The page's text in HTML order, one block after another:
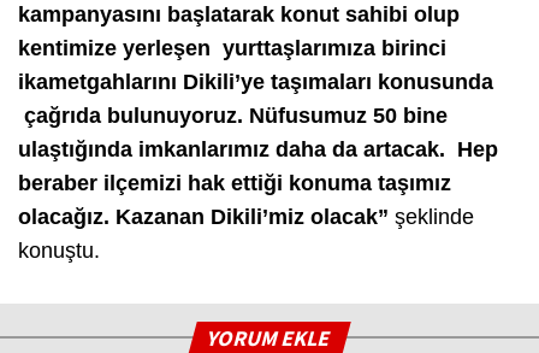
kampanyasını başlatarak konut sahibi olup
kentimize yerleşen yurttaşlarımıza birinci
ikametgahlarını Dikili’ye taşımaları konusunda
çağrıda bulunuyoruz. Nüfusumuz 50 bine
ulaştığında imkanlarımız daha da artacak. Hep
beraber ilçemizi hak ettiği konuma taşımız
olacağız. Kazanan Dikili’miz olacak” şeklinde
konuştu.
YORUM EKLE